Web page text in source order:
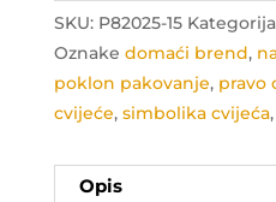
SKU: P82025-15
Oznake domaći brend,
poklon pakovanje, pravo
cvijeće, simbolika cvijeća,
Opis